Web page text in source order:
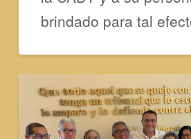
brindado para tal